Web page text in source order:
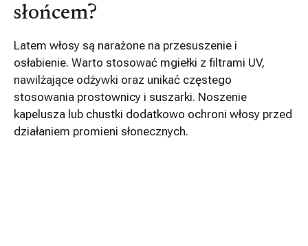
słońcem?
Latem włosy są narażone na przesuszenie i
osłabienie. Warto stosować mgiełki z filtrami UV,
nawilżające odżywki oraz unikać częstego
stosowania prostownicy i suszarki. Noszenie
kapelusza lub chustki dodatkowo ochroni włosy przed
działaniem promieni słonecznych.